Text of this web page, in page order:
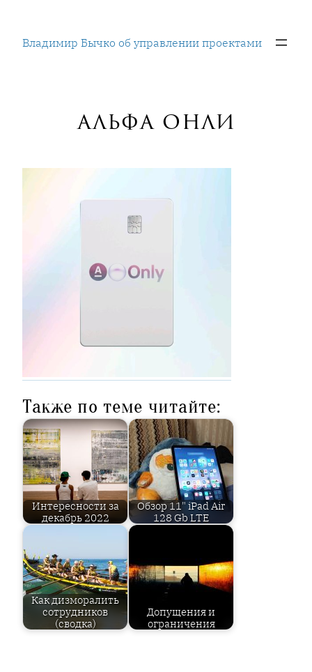
содержимому
Владимир Бычко об управлении проектами
альфа онли
Также по теме читайте:
Интересности за
декабрь 2022
Обзор 11" iPad Air
128 Gb LTE
Как дизморалить
сотрудников
(сводка)
Допущения и
ограничения